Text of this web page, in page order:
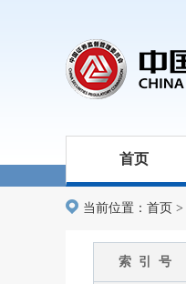
首页
当前位置： 首页 >
索 引 号